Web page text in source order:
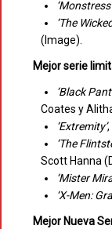
‘Monstress’
‘The
(Image).
Mejor serie
‘Black
Coates y
‘Extremity’
‘The
Scott Hanna
‘Mister
‘X-Men:
Mejor Nueva